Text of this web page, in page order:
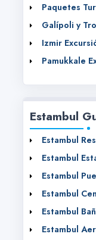
Paquetes
Galípoli y
Izmir
Pamukkale
Estambul
Estambul
Estambul
Estambul
Estambul
Estambul
Estambul